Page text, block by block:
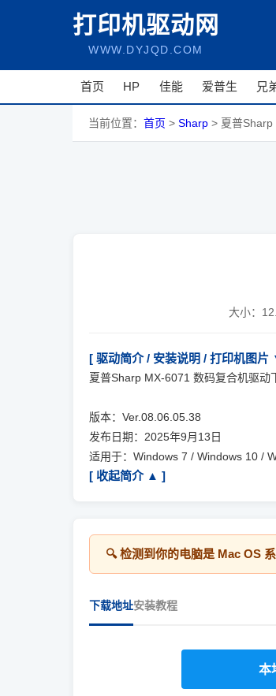
打印机驱动网
WWW.DYJQD.COM
首页 HP 佳能 爱普生 兄
当前位置： 首页 > Sharp > 夏普
大小：
[ 驱动简介 / 安装说明 / 打印机图
夏普Sharp MX-6071 数码复合机驱动
版本：Ver.08.06.05.38
发布日期：2025年9月13日
适用于：Windows 7 / Windows 10 /
[ 收起简介 ▲ ]
🔍 检测到你的电脑是 Mac OS
下载地址安装教程
本